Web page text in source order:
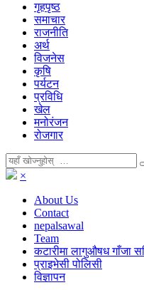
गृहपृष्ठ
समाचार
राजनीति
अर्थ
विजनेस
कृषि
पर्यटन
प्रविधि
खेल
मनोरंजन
रोजगार
×
About Us
Contact
nepalsawal
Team
कटारीमा लागुऔषध गाँजा
प्राइभेसी पोलिसी
विज्ञापन